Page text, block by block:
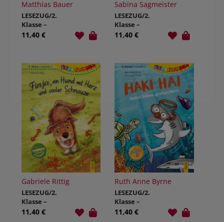
Matthias Bauer
LESEZUG/2.
Klasse –
Lesestufe 2:
Abenteuer
11,40 €
Sabina Sagmeister
LESEZUG/2.
Klasse –
Lesestufe 1:
11,40 €
Gabriele Rittig
LESEZUG/2.
Klasse –
Lesestufe 2:
11,40 €
Ruth Anne Byrne
LESEZUG/2.
Klasse –
Lesestufe 2:
11,40 €